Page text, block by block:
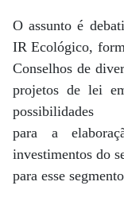
O assunto é
IR Ecológico,
Conselhos de
projetos de lei
possibilidades
para a
investimentos do
para esse